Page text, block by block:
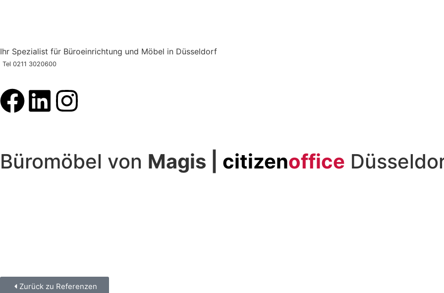
Ihr Spezialist für Büroeinrichtung und Möbel in Düsseldorf
Tel 0211 3020600
Büroplanung
Büromöbel von Magis | citizenoffice
Zurück zu Referenzen